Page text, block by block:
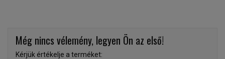
Még nincs vélemény, legyen Ön az első!
Kérjük értékelje a terméket: